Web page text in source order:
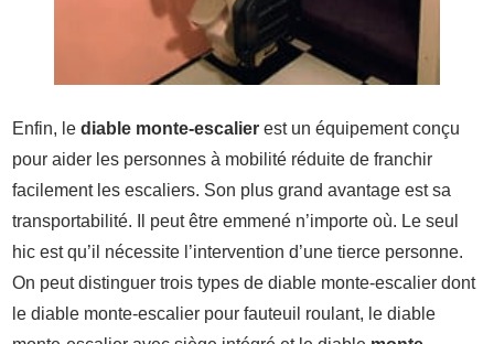
Enfin, le diable monte-escalier est un équipement conçu
pour aider les personnes à mobilité réduite de franchir
facilement les escaliers. Son plus grand avantage est sa
transportabilité. Il peut être emmené n’importe où. Le seul
hic est qu’il nécessite l’intervention d’une tierce personne.
On peut distinguer trois types de diable monte-escalier dont
le diable monte-escalier pour fauteuil roulant, le diable